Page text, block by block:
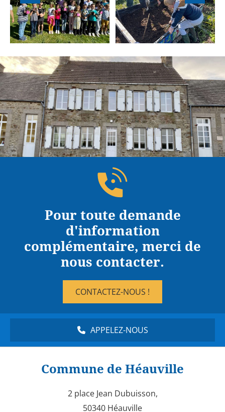
Pour toute demande
d'information
complémentaire, merci de
nous contacter.
CONTACTEZ-NOUS !
APPELEZ-NOUS
Commune de Héauville
2 place Jean Dubuisson,
50340 Héauville